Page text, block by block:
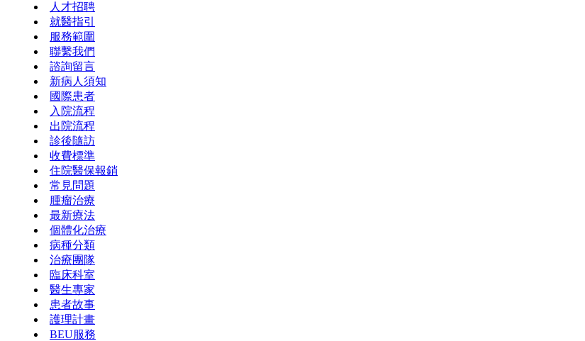
人才招聘
就醫指引
服務範圍
聯繫我們
諮詢留言
新病人須知
國際患者
入院流程
出院流程
診後隨訪
收費標準
住院醫保報銷
常見問題
腫瘤治療
最新療法
個體化治療
病種分類
治療團隊
臨床科室
醫生專家
患者故事
護理計畫
BEU服務